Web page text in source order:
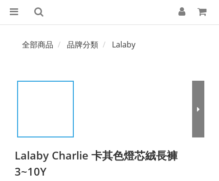
全部商品 品牌分類 Lalaby
Lalaby Charlie 卡其色燈芯絨長褲
3~10Y